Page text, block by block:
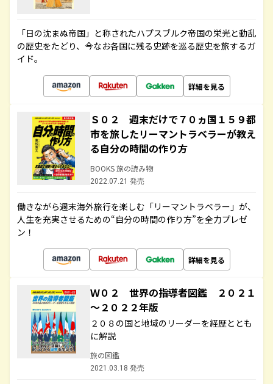
「日の沈まぬ帝国」と称されたハプスブルク帝国の栄光と動乱
の歴史をたどり、今なお各国に残る史跡を巡る歴史を旅するガ
イド。
詳細を見る
Ｓ０２ 週末だけで７０ヵ国１５９都
市を旅したリーマントラベラーが教え
る自分の時間の作り方
BOOKS 旅の読み物
2022.07.21 発売
働きながら週末海外旅行を楽しむ「リーマントラベラー」が、
人生を充実させるための“自分の時間の作り方”を全力プレゼ
ン！
詳細を見る
Ｗ０２ 世界の指導者図鑑 ２０２１
～２０２２年版
２０８の国と地域のリーダーを経歴ととも
に解説
旅の図鑑
2021.03.18 発売